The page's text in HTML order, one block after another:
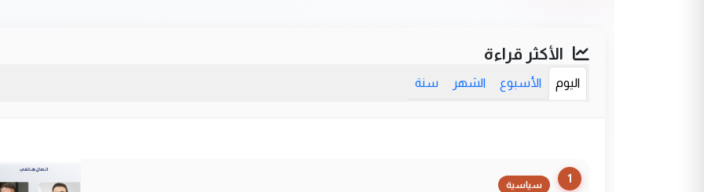
الأكثر قراءة
اليوم الأسبوع الشهر سنة
1
سياسية